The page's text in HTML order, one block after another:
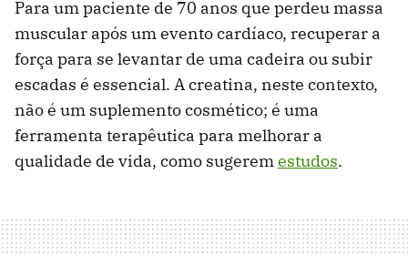
Para um paciente de 70 anos que perdeu massa
muscular após um evento cardíaco, recuperar a
força para se levantar de uma cadeira ou subir
escadas é essencial. A creatina, neste contexto,
não é um suplemento cosmético; é uma
ferramenta terapêutica para melhorar a
qualidade de vida, como sugeremestudos.